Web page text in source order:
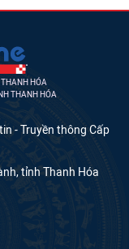
HÓA
THANH HÓA
- Truyền thông Cấp
tỉnh Thanh Hóa